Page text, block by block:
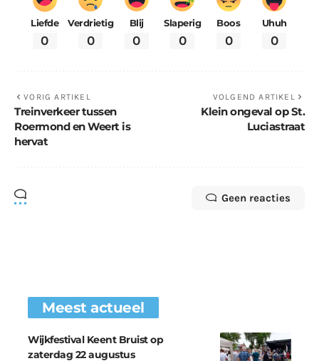
Liefde
0
Verdrietig
0
Blij
0
Slaperig
0
Boos
0
Uhuh
0
VORIG ARTIKEL
Treinverkeer tussen
Roermond en Weert is
hervat
VOLGEND ARTIKEL
Klein ongeval op St.
Luciastraat
Geen reacties
Meest actueel
Wijkfestival Keent Bruist op
zaterdag 22 augustus